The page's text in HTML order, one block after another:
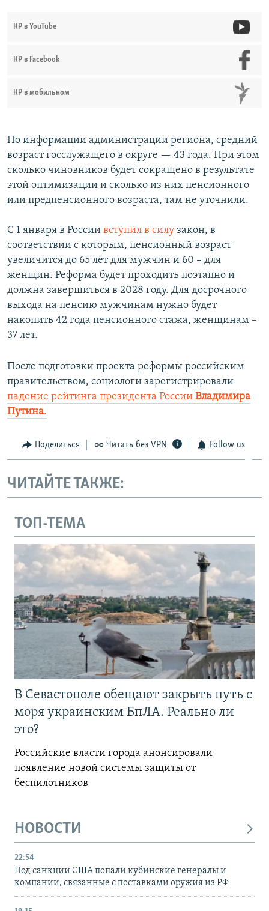
КР в YouTube
КР в Facebook
КР в мобильном
По информации администрации региона, средний
возраст госслужащего в округе — 43 года. При этом
сколько чиновников будет сокращено в результате
этой оптимизации и сколько из них пенсионного
или предпенсионного возраста, там не уточнили.
С 1 января в России вступил в силу закон, в
соответствии с которым, пенсионный возраст
увеличится до 65 лет для мужчин и 60 – для
женщин. Реформа будет проходить поэтапно и
должна завершиться в 2028 году. Для досрочного
выхода на пенсию мужчинам нужно будет
накопить 42 года пенсионного стажа, женщинам –
37 лет.
После подготовки проекта реформы российским
правительством, социологи зарегистрировали
падение рейтинга президента России Владимира
Путина.
Поделиться Читать без VPN Follow us
ЧИТАЙТЕ ТАКЖЕ:
ТОП-ТЕМА
В Севастополе обещают закрыть путь с
моря украинским БпЛА. Реально ли
это?
Российские власти города анонсировали
появление новой системы защиты от
беспилотников
НОВОСТИ
22:54
Под санкции США попали кубинские генералы и
компании, связанные с поставками оружия из РФ